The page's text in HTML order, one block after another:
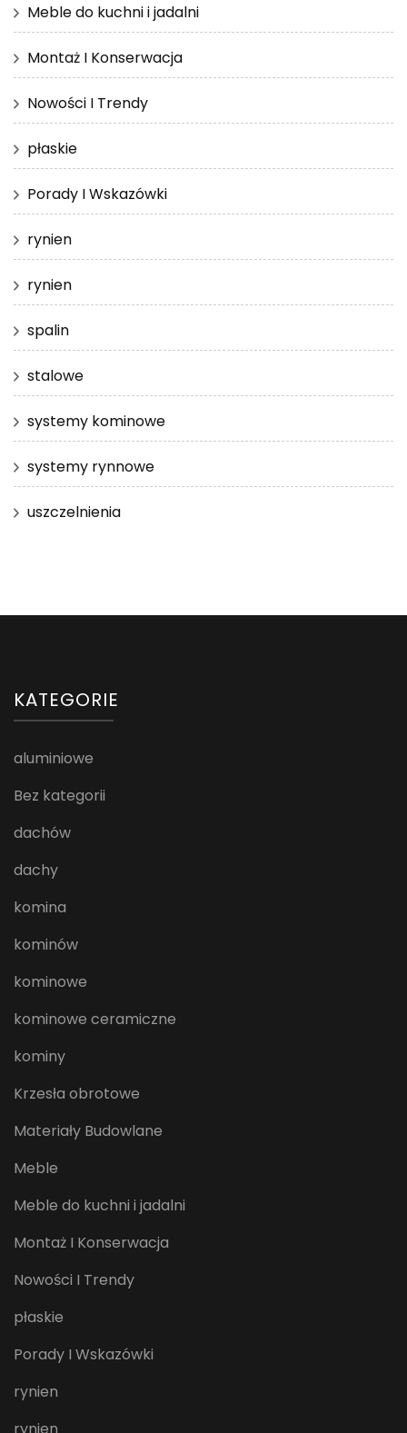
Meble do kuchni i jadalni
Montaż I Konserwacja
Nowości I Trendy
płaskie
Porady I Wskazówki
rynien
rynien
spalin
stalowe
systemy kominowe
systemy rynnowe
uszczelnienia
KATEGORIE
aluminiowe
Bez kategorii
dachów
dachy
komina
kominów
kominowe
kominowe ceramiczne
kominy
Krzesła obrotowe
Materiały Budowlane
Meble
Meble do kuchni i jadalni
Montaż I Konserwacja
Nowości I Trendy
płaskie
Porady I Wskazówki
rynien
rynien